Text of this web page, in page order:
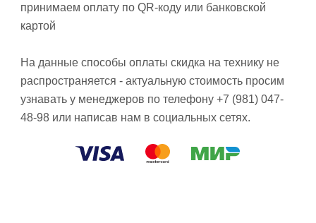
принимаем оплату по QR-коду или банковской
картой
На данные способы оплаты скидка на технику не
распространяется - актуальную стоимость просим
узнавать у менеджеров по телефону +7 (981) 047-
48-98 или написав нам в социальных сетях.